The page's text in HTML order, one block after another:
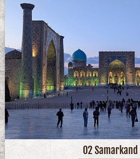
02 Samarkand